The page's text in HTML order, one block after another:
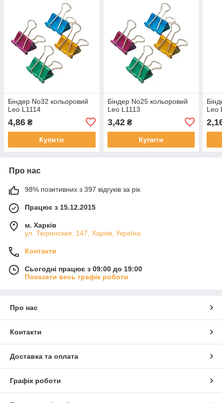
Біндер No32 кольоровий
Leo L1114
4,86 ₴
Купити
Біндер No25 кольоровий
Leo L1113
3,42₴
Купити
Leo
Про нас
98% позитивних з 397 відгуків за рік
Працює з 15.12.2015
м. Харків
ул. Тюринская, 147, Харків, Україна
Контакти
Сьогодні працює з 09:00 до 19:00
Показати весь графік роботи
Про нас
Контакти
Доставка та оплата
Графік роботи